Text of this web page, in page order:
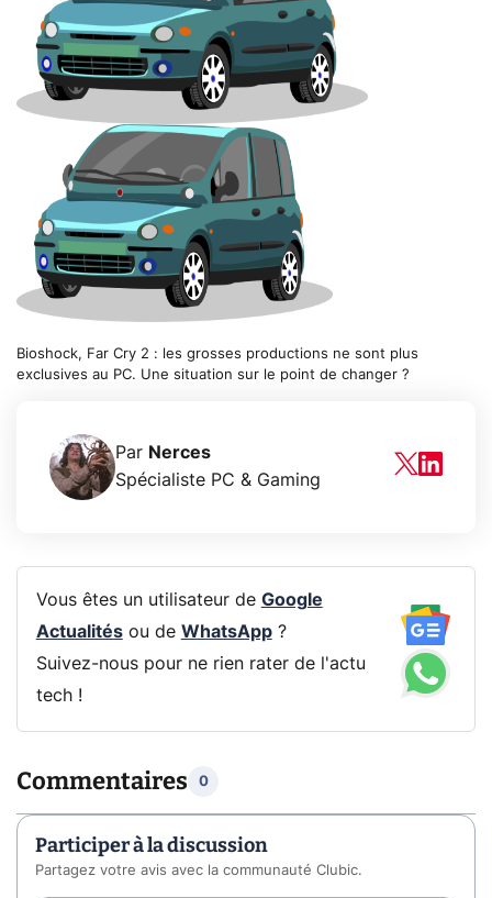
Bioshock, Far Cry 2 : les grosses productions ne sont plus
exclusives au PC. Une situation sur le point de changer ?
Par Nerces
Spécialiste PC & Gaming
Vous êtes un utilisateur de Google
Actualitésou de WhatsApp?
Suivez-nous pour ne rien rater de l'actu
tech !
Commentaires 0
Participer à la discussion
Partagez votre avis avec la communauté Clubic.